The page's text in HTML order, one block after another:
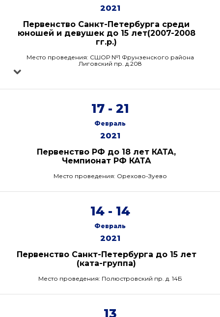
2021
Первенство Санкт-Петербурга среди
юношей и девушек до 15 лет(2007-2008
гг.р.)
Место проведения: СШОР №1 Фрунзенского района
Лиговский пр. д.208
17 - 21
Февраль
2021
Первенство РФ до 18 лет КАТА,
Чемпионат РФ КАТА
Место проведения: Орехово-Зуево
14 - 14
Февраль
2021
Первенство Санкт-Петербурга до 15 лет
(ката-группа)
Место проведения: Полюстровский пр. д. 14Б
13